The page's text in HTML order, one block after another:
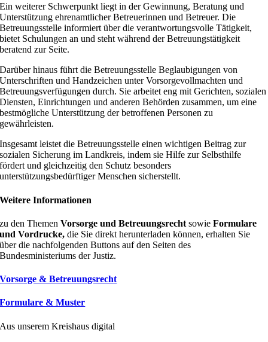
Ein weiterer Schwerpunkt liegt in der Gewinnung, Beratung und
Unterstützung ehrenamtlicher Betreuerinnen und Betreuer. Die
Betreuungsstelle informiert über die verantwortungsvolle Tätigkeit,
bietet Schulungen an und steht während der Betreuungstätigkeit
beratend zur Seite.
Darüber hinaus führt die Betreuungsstelle Beglaubigungen von
Unterschriften und Handzeichen unter Vorsorgevollmachten und
Betreuungsverfügungen durch. Sie arbeitet eng mit Gerichten, sozialen
Diensten, Einrichtungen und anderen Behörden zusammen, um eine
bestmögliche Unterstützung der betroffenen Personen zu
gewährleisten.
Insgesamt leistet die Betreuungsstelle einen wichtigen Beitrag zur
sozialen Sicherung im Landkreis, indem sie Hilfe zur Selbsthilfe
fördert und gleichzeitig den Schutz besonders
unterstützungsbedürftiger Menschen sicherstellt.
Weitere Informationen
zu den ThemenVorsorge und BetreuungsrechtsowieFormulare
und Vordrucke, die Sie direkt herunterladen können, erhalten Sie
über die nachfolgenden Buttons auf den Seiten des
Bundesministeriums der Justiz.
Vorsorge & Betreuungsrecht
Formulare & Muster
Aus unserem Kreishaus digital